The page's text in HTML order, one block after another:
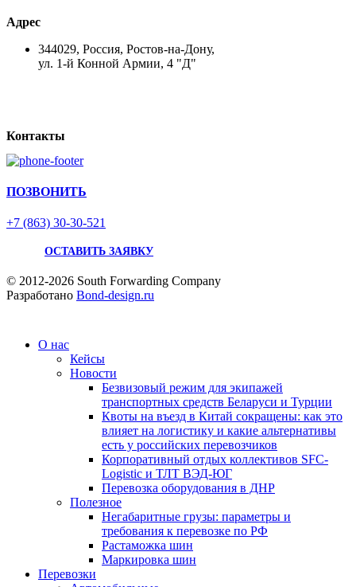
Адрес
344029, Россия, Ростов-на-Дону,
ул. 1-й Конной Армии, 4 "Д"
Контакты
ПОЗВОНИТЬ
+7 (863) 30-30-521
ОСТАВИТЬ ЗАЯВКУ
© 2012-2026 South Forwarding Company
Разработано Bond-design.ru
О нас
Кейсы
Новости
Безвизовый режим для экипажей
транспортных средств Беларуси и Турции
Квоты на въезд в Китай сокращены: как это
влияет на логистику и какие альтернативы
есть у российских перевозчиков
Корпоративный отдых коллективов SFC-
Logistic и ТЛТ ВЭД-ЮГ
Перевозка оборудования в ДНР
Полезное
Негабаритные грузы: параметры и
требования к перевозке по РФ
Растаможка шин
Маркировка шин
Перевозки